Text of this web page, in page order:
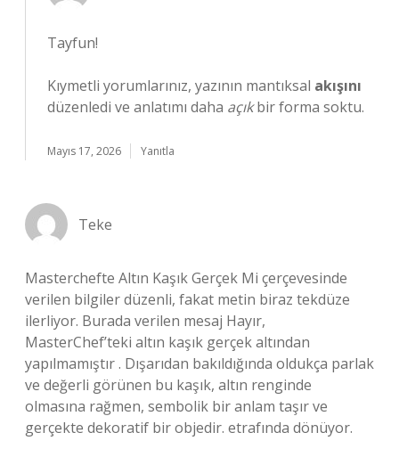
Tayfun!
Kıymetli yorumlarınız, yazının mantıksal akışını
düzenledi ve anlatımı daha açıkbir forma soktu.
Mayıs 17, 2026 Yanıtla
Teke
Masterchefte Altın Kaşık Gerçek Mi çerçevesinde
verilen bilgiler düzenli, fakat metin biraz tekdüze
ilerliyor. Burada verilen mesaj Hayır,
MasterChef’teki altın kaşık gerçek altından
yapılmamıştır . Dışarıdan bakıldığında oldukça parlak
ve değerli görünen bu kaşık, altın renginde
olmasına rağmen, sembolik bir anlam taşır ve
gerçekte dekoratif bir objedir. etrafında dönüyor.